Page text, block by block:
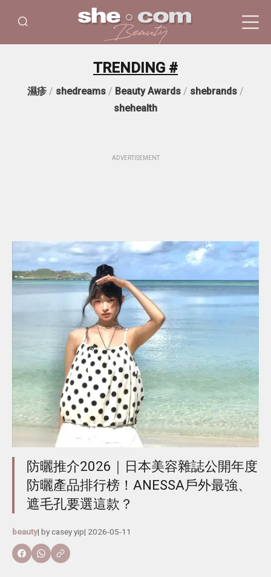
TRENDING #
濕疹 / shedreams / Beauty Awards / shebrands /
shehealth
ADVERTISEMENT
防曬推介2026｜日本美容雜誌公開年度
防曬產品排行榜！ANESSA戶外最強、
遮毛孔要選這款？
beauty| bycasey yip| 2026-05-11